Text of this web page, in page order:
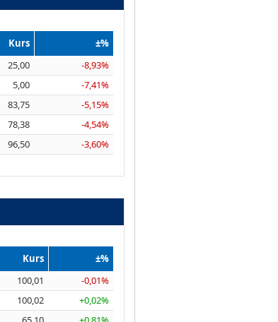
Kurs
±%
25,00
-8,93%
5,00
-7,41%
83,75
-5,15%
78,38
-4,54%
96,50 -3,60%
Kurs
±%
100,01
-0,01%
100,02
+0,02%